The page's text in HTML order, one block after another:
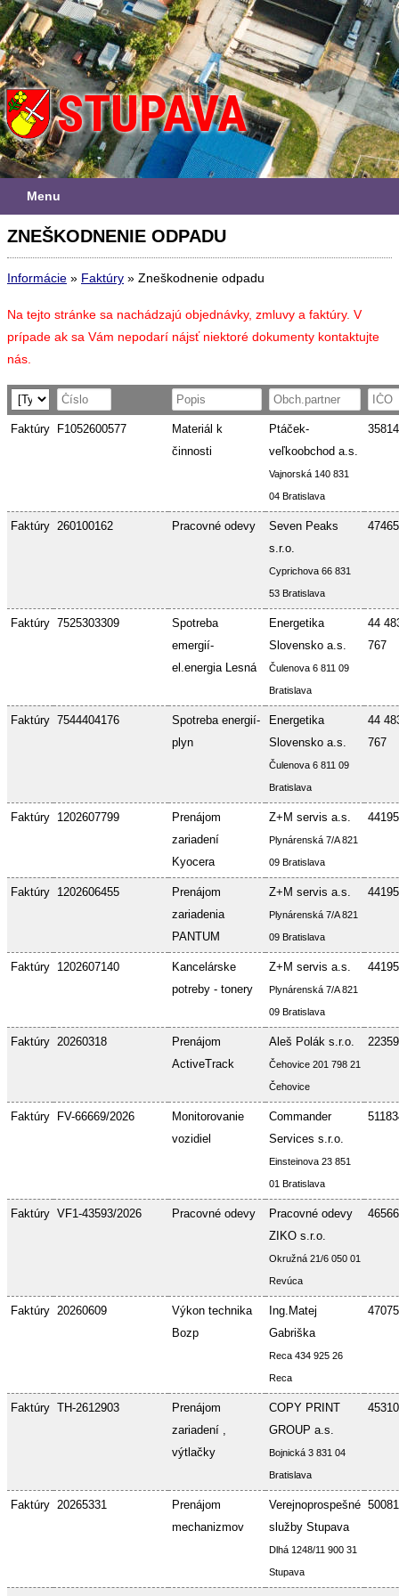
Menu
ZNEŠKODNENIE ODPADU
Informácie » Faktúry » Zneškodnenie odpadu
Na tejto stránke sa nachádzajú objednávky, zmluvy a faktúry. V
prípade ak sa Vám nepodarí nájsť niektoré dokumenty kontaktujte
nás.
Faktúry F1052600577
Materiál k
činnosti
Ptáček-
veľkoobchod a.s.
Vajnorská 140 831
04 Bratislava
Faktúry 260100162 Pracovné odevy
Seven Peaks
s.r.o.
Cyprichova 66 831
53 Bratislava
Faktúry 7525303309
Spotreba
emergií-
el.energia Lesná
Energetika
Slovensko a.s.
Čulenova 6 811 09
Bratislava
44
767
Faktúry 7544404176
Spotreba energií-
plyn
Energetika
Slovensko a.s.
Čulenova 6 811 09
Bratislava
44
767
Faktúry 1202607799
Prenájom
zariadení
Kyocera
Z+M servis a.s.
Plynárenská 7/A 821
09 Bratislava
Faktúry 1202606455
Prenájom
zariadenia
PANTUM
Z+M servis a.s.
Plynárenská 7/A 821
09 Bratislava
Faktúry 1202607140
Kancelárske
potreby - tonery
Z+M servis a.s.
Plynárenská 7/A 821
09 Bratislava
Faktúry 20260318
Prenájom
ActiveTrack
Aleš Polák s.r.o.
Čehovice 201 798 21
Čehovice
Faktúry FV-66669/2026
Monitorovanie
vozidiel
Commander
Services s.r.o.
Einsteinova 23 851
01 Bratislava
Faktúry VF1-43593/2026 Pracovné odevy
Pracovné odevy
ZIKO s.r.o.
Okružná 21/6 050 01
Revúca
Faktúry 20260609
Výkon technika
Bozp
Ing.Matej
Gabriška
Reca 434 925 26
Reca
Faktúry TH-2612903
Prenájom
zariadení ,
výtlačky
COPY PRINT
GROUP a.s.
Bojnická 3 831 04
Bratislava
Faktúry 20265331
Prenájom
mechanizmov
Verejnoprospešné
služby Stupava
Dlhá 1248/11 900 31
Stupava